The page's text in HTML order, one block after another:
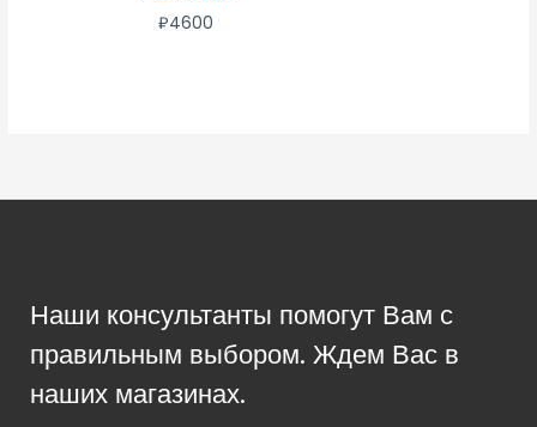
₽4600
Наши консультанты помогут Вам с
правильным выбором. Ждем Вас в
наших магазинах.